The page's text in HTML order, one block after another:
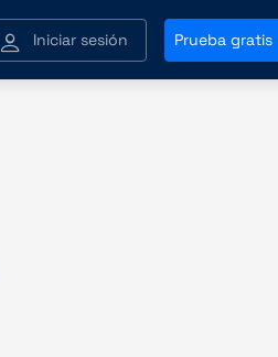
Iniciar sesión Prueba gratis